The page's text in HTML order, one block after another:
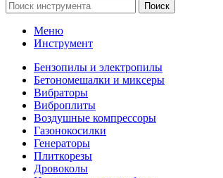
Поиск
Меню
Инструмент
Бензопилы и электропилы
Бетономешалки и миксеры
Вибраторы
Виброплиты
Воздушные компрессоры
Газонокосилки
Генераторы
Плиткорезы
Дровоколы